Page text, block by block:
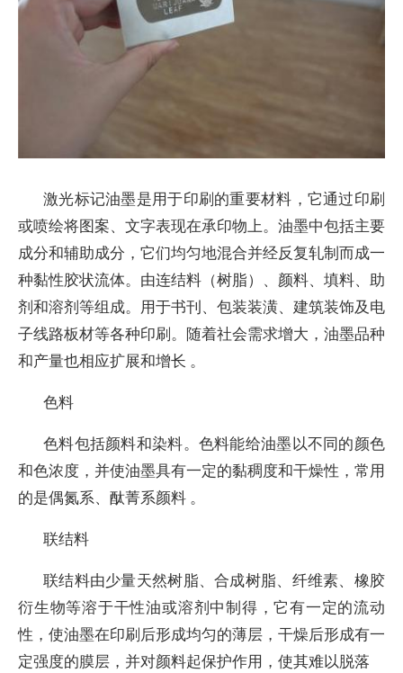
激光标记油墨是用于印刷的重要材料，它通过印刷
或喷绘将图案、文字表现在承印物上。油墨中包括主要
成分和辅助成分，它们均匀地混合并经反复轧制而成一
种黏性胶状流体。由连结料（树脂）、颜料、填料、助
剂和溶剂等组成。用于书刊、包装装潢、建筑装饰及电
子线路板材等各种印刷。随着社会需求增大，油墨品种
和产量也相应扩展和增长 。
色料
色料包括颜料和染料。色料能给油墨以不同的颜色
和色浓度，并使油墨具有一定的黏稠度和干燥性，常用
的是偶氮系、酞菁系颜料 。
联结料
联结料由少量天然树脂、合成树脂、纤维素、橡胶
衍生物等溶于干性油或溶剂中制得，它有一定的流动
性，使油墨在印刷后形成均匀的薄层，干燥后形成有一
定强度的膜层，并对颜料起保护作用，使其难以脱落